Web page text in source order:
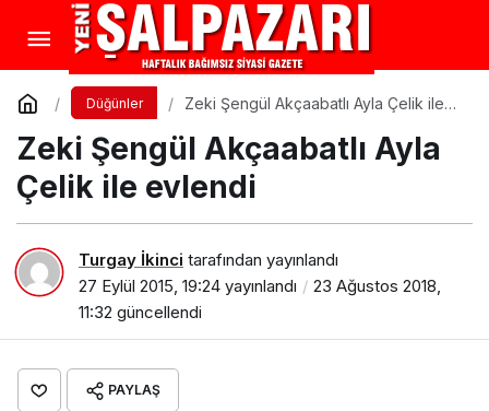
Düğünler
Zeki Şengül Akçaabatlı Ayla Çelik ile
Zeki Şengül Akçaabatlı Ayla
Çelik ile evlendi
Turgay İkinci tarafından yayınlandı
27 Eylül 2015, 19:24 yayınlandı
23 Ağustos 2018,
11:32 güncellendi
PAYLAŞ